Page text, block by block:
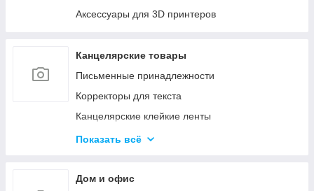
Аксессуары для 3D принтеров
Канцелярские товары
Письменные принадлежности
Корректоры для текста
Канцелярские клейкие ленты
Канцелярские мелочи
Бумажная продукция
Показать всё
Дом и офис